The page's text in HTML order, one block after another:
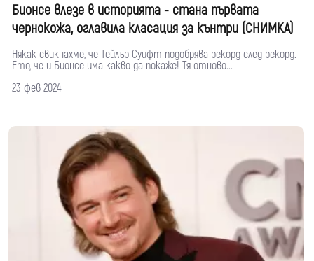
Бионсе влезе в историята - стана първата
чернокожа, оглавила класация за кънтри (СНИМКА)
Някак свикнахме, че Тейлър Суифт подобрява рекорд след рекорд.
Ето, че и Бионсе има какво да покаже! Тя отново...
23 фев 2024